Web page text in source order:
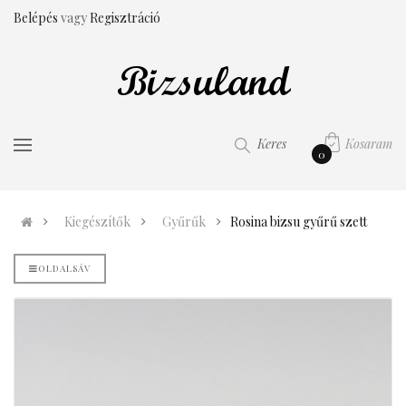
Belépés vagyRegisztráció
Kosaram
0
Keres
Kiegészítők Gyűrűk Rosina bizsu gyűrű szett
OLDALSÁV